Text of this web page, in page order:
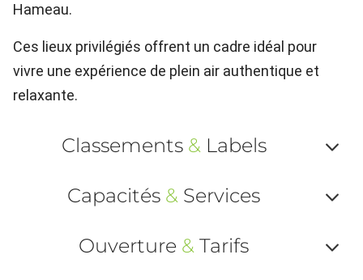
Hameau.
Ces lieux privilégiés offrent un cadre idéal pour
vivre une expérience de plein air authentique et
relaxante.
Classements &Labels
ou
Capacités & Services
ou
Ouverture & Tarifs